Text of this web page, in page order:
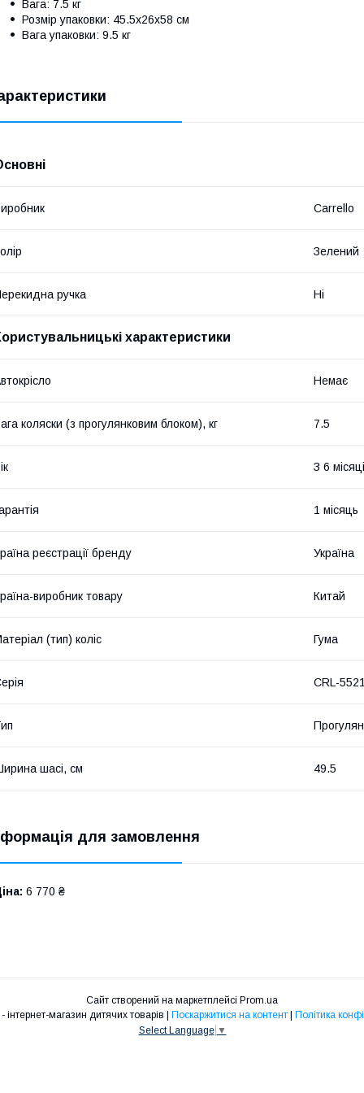
Вага: 7.5 кг
Розмір упаковки: 45.5х26х58 см
Вага упаковки: 9.5 кг
Carrello
Зелений
ручка Ні
характеристики
Немає
коляски (з прогулянковим блоком), кг 7.5
З 6
1 місяць
реєстрації бренду Україна
виробник товару Китай
(тип) коліс Гума
CRL-5521
шасі, см 49.5
для замовлення
6 770 ₴
Сайт створений на маркетплейсі Prom.ua
Поскаржитися на контент
Політика
Select Language ▼